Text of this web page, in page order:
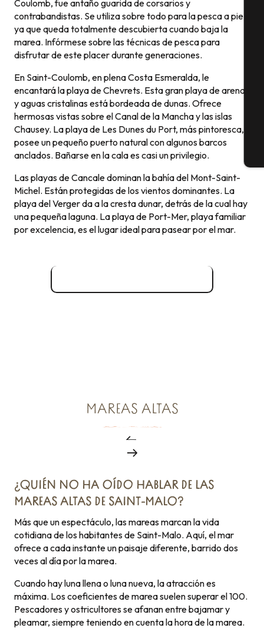
Coulomb, fue antaño guarida de corsarios y
contrabandistas. Se utiliza sobre todo para la pesca a pie,
ya que queda totalmente descubierta cuando baja la
marea. Infórmese sobre las técnicas de pesca para
disfrutar de este placer durante generaciones.
En Saint-Coulomb, en plena Costa Esmeralda, le
encantará la playa de Chevrets. Esta gran playa de arena
y aguas cristalinas está bordeada de dunas. Ofrece
hermosas vistas sobre el Canal de la Mancha y las islas
Chausey. La playa de Les Dunes du Port, más pintoresca,
posee un pequeño puerto natural con algunos barcos
anclados. Bañarse en la cala es casi un privilegio.
Las playas de Cancale dominan la bahía del Mont-Saint-
Michel. Están protegidas de los vientos dominantes. La
playa del Verger da a la cresta dunar, detrás de la cual hay
una pequeña laguna. La playa de Port-Mer, playa familiar
por excelencia, es el lugar ideal para pasear por el mar.
MAREAS ALTAS
¿QUIÉN NO HA OÍDO HABLAR DE LAS
MAREAS ALTAS DE SAINT-MALO?
Más que un espectáculo, las mareas marcan la vida
cotidiana de los habitantes de Saint-Malo. Aquí, el mar
ofrece a cada instante un paisaje diferente, barrido dos
veces al día por la marea.
Cuando hay luna llena o luna nueva, la atracción es
máxima. Los coeficientes de marea suelen superar el 100.
Pescadores y ostricultores se afanan entre bajamar y
pleamar, siempre teniendo en cuenta la hora de la marea.